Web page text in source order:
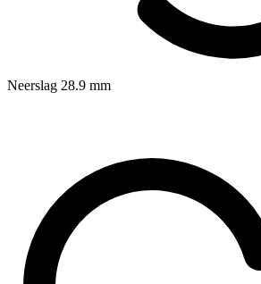
Neerslag 28.9 mm